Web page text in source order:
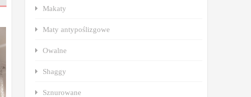
Makaty
Maty antypoślizgowe
Owalne
Shaggy
Sznurowane